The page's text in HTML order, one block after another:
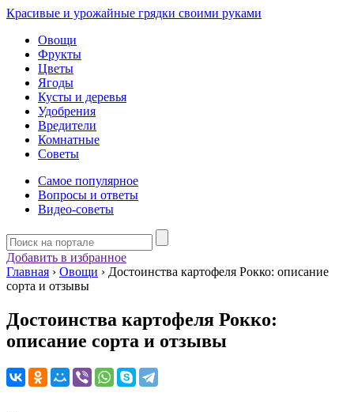
Красивые и урожайные грядки своими руками
Овощи
Фрукты
Цветы
Ягоды
Кусты и деревья
Удобрения
Вредители
Комнатные
Советы
Самое популярное
Вопросы и ответы
Видео-советы
Добавить в избранное
Главная › Овощи › Достоинства картофеля Рокко: описание
сорта и отзывы
Достоинства картофеля Рокко:
описание сорта и отзывы